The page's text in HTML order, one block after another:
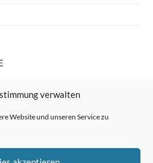
verwalten
Website und unseren Service zu